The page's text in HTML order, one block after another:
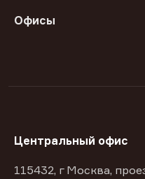
Офисы
Центральный офис
115432, г Москва,